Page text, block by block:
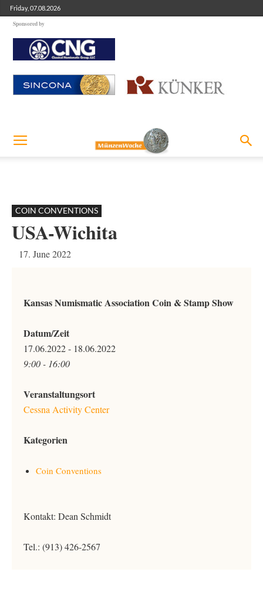
Friday, 07.08.2026
Sponsored by
COIN CONVENTIONS
USA-Wichita
17. June 2022
Kansas Numismatic Association Coin & Stamp Show
Datum/Zeit
17.06.2022 - 18.06.2022
9:00 - 16:00
Veranstaltungsort
Cessna Activity Center
Kategorien
Coin Conventions
Kontakt: Dean Schmidt
Tel.: (913) 426-2567